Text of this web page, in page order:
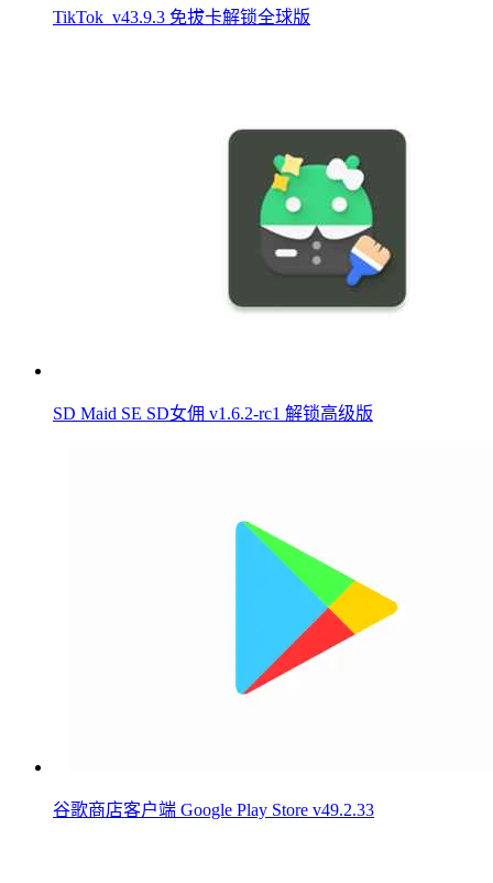
TikTok_v43.9.3 免拔卡解锁全球版
SD Maid SE SD女佣 v1.6.2-rc1 解锁高级版
谷歌商店客户端 Google Play Store v49.2.33